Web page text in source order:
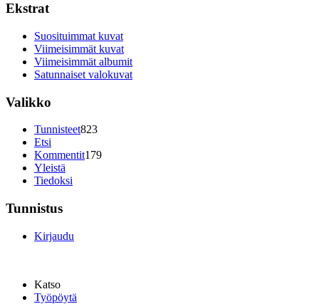
Ekstrat
Suosituimmat kuvat
Viimeisimmät kuvat
Viimeisimmät albumit
Satunnaiset valokuvat
Valikko
Tunnisteet823
Etsi
Kommentit179
Yleistä
Tiedoksi
Tunnistus
Kirjaudu
Katso
Työpöytä